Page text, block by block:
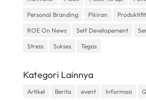
Personal Branding Pikiran
ROE On News Self Developement
Stress Sukses Tegas
Kategori Lainnya
Artikel Berita event Informasi